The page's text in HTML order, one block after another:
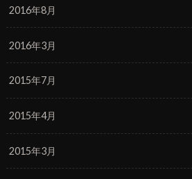
2016年8月
2016年3月
2015年7月
2015年4月
2015年3月